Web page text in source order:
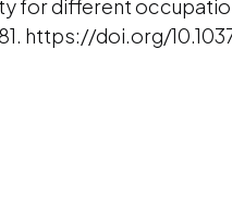
for different
https://doi.org/